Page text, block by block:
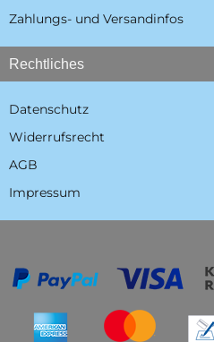
Zahlungs- und Versandinfos
Rechtliches
Datenschutz
Widerrufsrecht
AGB
Impressum